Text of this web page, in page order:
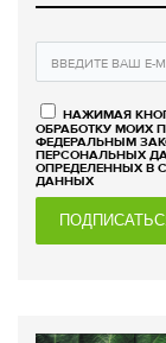
НАЖИМАЯ
ОБРАБОТКУ МОИХ
ФЕДЕРАЛЬНЫМ
ПЕРСОНАЛЬНЫХ
ОПРЕДЕЛЕННЫХ В
ДАННЫХ